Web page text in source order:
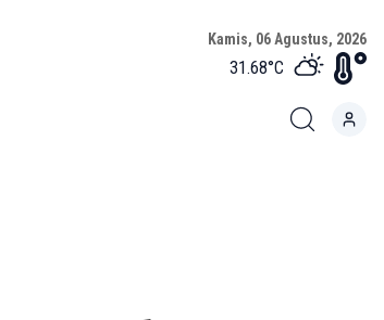
Kamis, 06 Agustus, 2026
31.68°C